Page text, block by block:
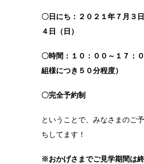
〇日にち：２０２１年７月３日
４日（日）
〇時間：１０：００～１７ ：
組様につき５０分程度）
〇完全予約制
ということで、みなさまのご
ちしてます！
※おかげさまでご見学期間は